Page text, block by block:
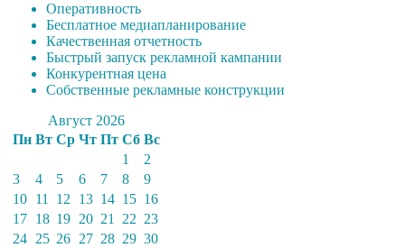
Оперативность
Бесплатное медиапланирование
Качественная отчетность
Быстрый запуск рекламной кампании
Конкурентная цена
Собственные рекламные конструкции
Август 2026
Пн Вт Ср Чт Пт Сб Вс
1
2
3
4 5 6 7 8
9
10 11 12 13 14 15 16
17 18 19 20 21 22 23
24 25 26 27 28 29 30